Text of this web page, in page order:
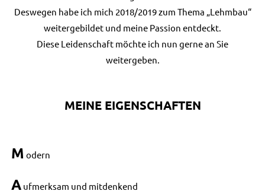
Deswegen habe ich mich 2018/2019 zum Thema „Lehmbau“
weitergebildet und meine Passion entdeckt.
Diese Leidenschaft möchte ich nun gerne an Sie
weitergeben.
MEINE EIGENSCHAFTEN
M odern
Aufmerksam und mitdenkend